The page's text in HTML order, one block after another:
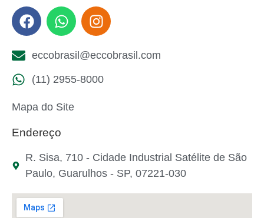
eccobrasil@eccobrasil.com
(11) 2955-8000
Mapa do Site
Endereço
R. Sisa, 710 - Cidade Industrial Satélite de São
Paulo, Guarulhos - SP, 07221-030